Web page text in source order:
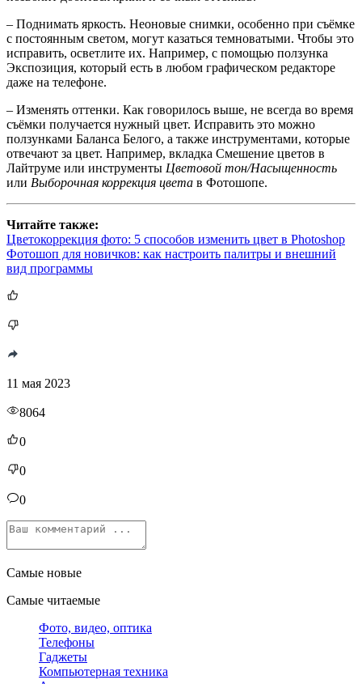
– Поднимать яркость. Неоновые снимки, особенно при съёмке
с постоянным светом, могут казаться темноватыми. Чтобы это
исправить, осветлите их. Например, с помощью ползунка
Экспозиция, который есть в любом графическом редакторе
даже на телефоне.
– Изменять оттенки. Как говорилось выше, не всегда во время
съёмки получается нужный цвет. Исправить это можно
ползунками Баланса Белого, а также инструментами, которые
отвечают за цвет. Например, вкладка Смешение цветов в
Лайтруме или инструменты Цветовой тон/Насыщенность
или Выборочная коррекция цвета в Фотошопе.
Читайте также:
Цветокоррекция фото: 5 способов изменить цвет в Photoshop
Фотошоп для новичков: как настроить палитры и внешний
вид программы
11 мая 2023
8064
0
0
0
Самые новые
Самые читаемые
Фото, видео, оптика
Телефоны
Гаджеты
Компьютерная техника